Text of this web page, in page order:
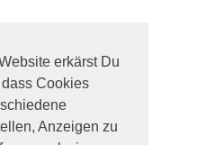
erkärst Du
Cookies
Anzeigen zu